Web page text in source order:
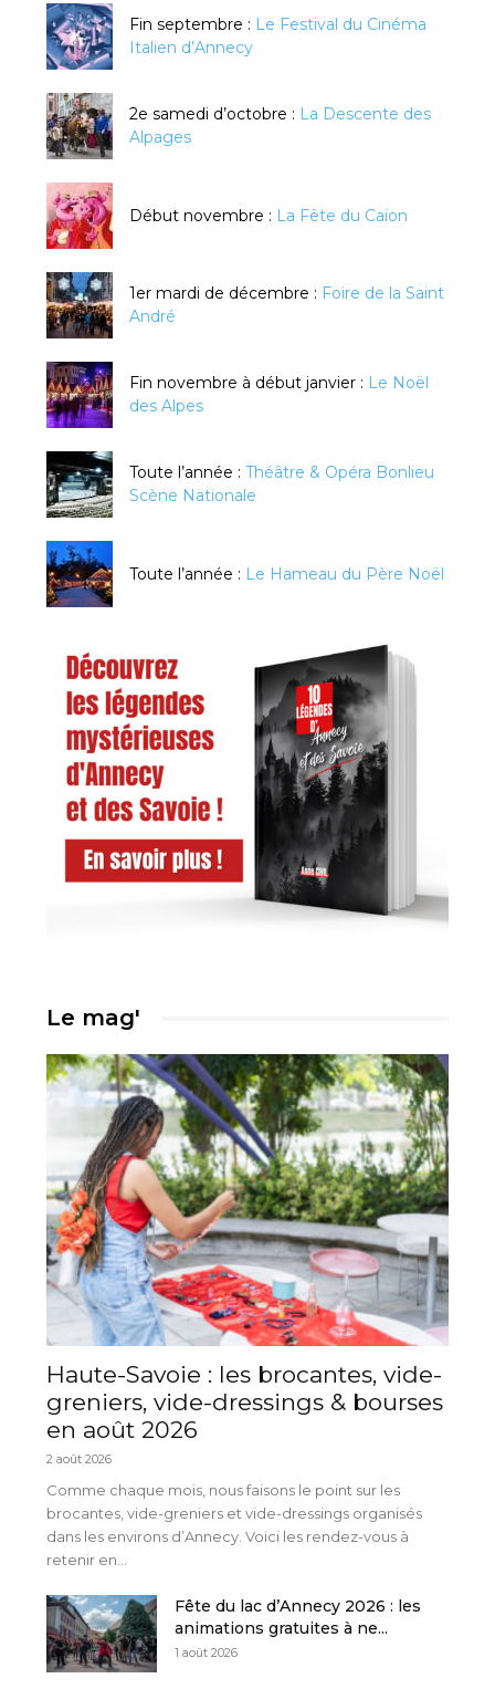
Fin septembre : Le Festival du Cinéma
Italien d’Annecy
2e samedi d’octobre : La Descente des
Alpages
Début novembre : La Fête du Caïon
1er mardi de décembre : Foire de la Saint
André
Fin novembre à début janvier : Le Noël
des Alpes
Toute l’année : Théâtre & Opéra Bonlieu
Scène Nationale
Toute l’année : Le Hameau du Père Noël
Le mag'
Haute-Savoie : les brocantes, vide-
greniers, vide-dressings & bourses
en août 2026
2 août 2026
Comme chaque mois, nous faisons le point sur les
brocantes, vide-greniers et vide-dressings organisés
dans les environs d’Annecy. Voici les rendez-vous à
retenir en...
Fête du lac d’Annecy 2026 : les
animations gratuites à ne...
1 août 2026